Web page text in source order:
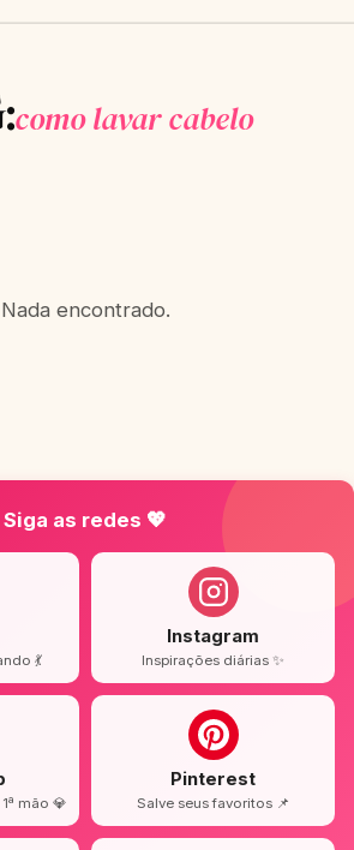
como lavar cabelo
Nada encontrado.
Siga as redes 💖
💃
Instagram
Inspirações diárias ✨
mão 💎
Pinterest
Salve seus favoritos 📌